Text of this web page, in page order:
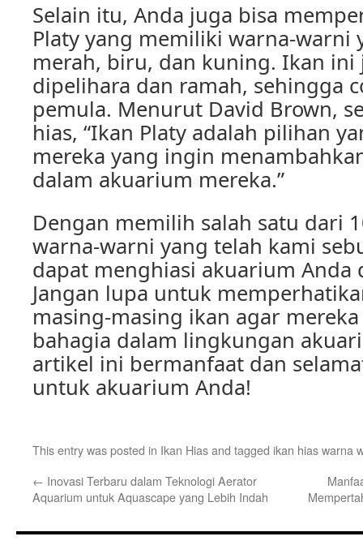
Selain itu, Anda juga bisa
Platy yang memiliki warna-warni
merah, biru, dan kuning. Ikan ini
dipelihara dan ramah, sehingga
pemula. Menurut David Brown,
hias, “Ikan Platy adalah pilihan
mereka yang ingin
dalam akuarium mereka.”
Dengan memilih salah satu dari
warna-warni yang telah kami
dapat menghiasi akuarium Anda
Jangan lupa untuk
masing-masing ikan agar
bahagia dalam lingkungan
artikel ini bermanfaat dan
untuk akuarium Anda!
This entry was posted in Ikan Hiasand tagged ikan hias warna
← Inovasi Terbaru dalam Teknologi Aerator
Aquarium untuk Aquascape yang Lebih Indah